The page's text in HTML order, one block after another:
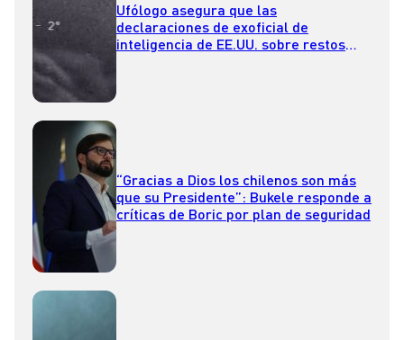
Ufólogo asegura que las
declaraciones de exoficial de
inteligencia de EE.UU. sobre restos
“Gracias a Dios los chilenos son más
que su Presidente”: Bukele responde a
críticas de Boric por plan de seguridad